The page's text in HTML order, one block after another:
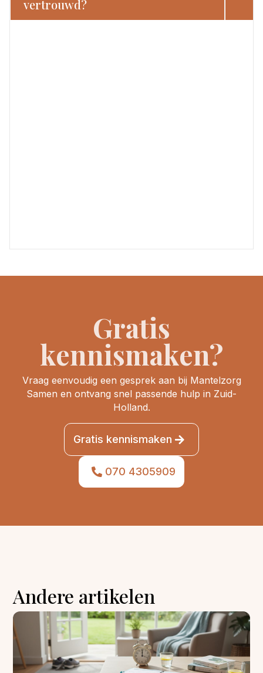
vertrouwd?
Gratis
kennismaken?
Vraag eenvoudig een gesprek aan bij Mantelzorg
Samen en ontvang snel passende hulp in Zuid-
Holland.
Gratis kennismaken
070 4305909
Andere artikelen